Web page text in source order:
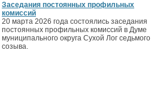
Заседания постоянных профильных
комиссий
20 марта 2026 года состоялись заседания
постоянных профильных комиссий в Думе
муниципального округа Сухой Лог седьмого
созыва.